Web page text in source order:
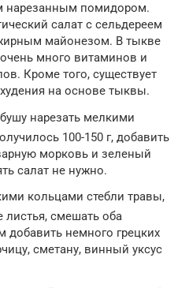
нарезанным помидором.
салат с сельдереем
майонезом. В тыкве
много витаминов и
Кроме того, существует
на основе тыквы.
нарезать мелкими
100-150 г, добавить
морковь и зеленый
салат не нужно.
кольцами стебли травы,
листья, смешать оба
добавить немного грецких
сметану, винный уксус